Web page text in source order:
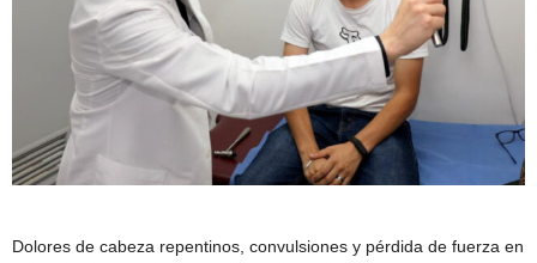
Dolores de cabeza repentinos, convulsiones y pérdida de fuerza en